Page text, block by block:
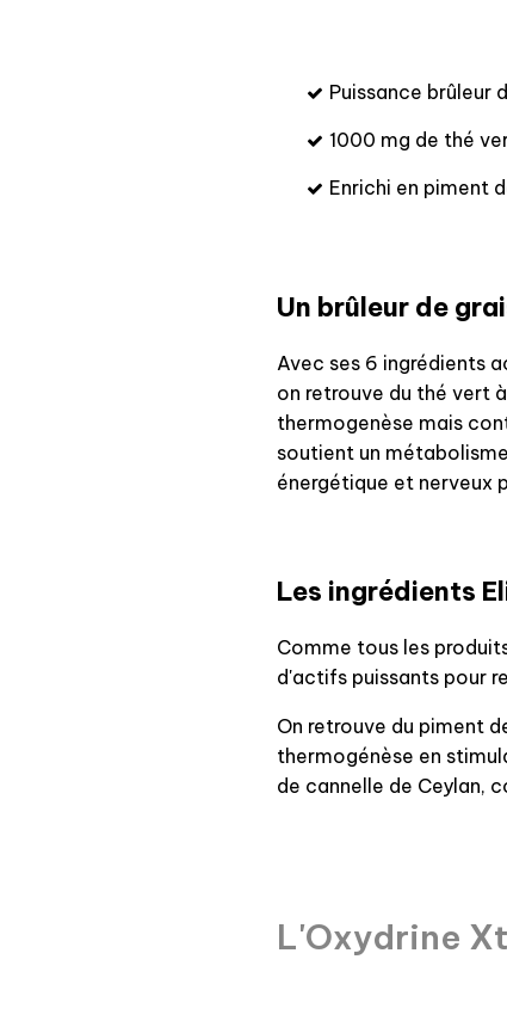
Puissance brûleur
1000 mg de thé
Enrichi en piment
Un brûleur de
Avec ses 6 ingrédients
on retrouve du thé vert
thermogenèse mais
soutient un
énergétique et nerveux
Les ingrédients
Comme tous les
d'actifs puissants pour
On retrouve du piment
thermogénèse en
de cannelle de Ceylan,
L'Oxydrine